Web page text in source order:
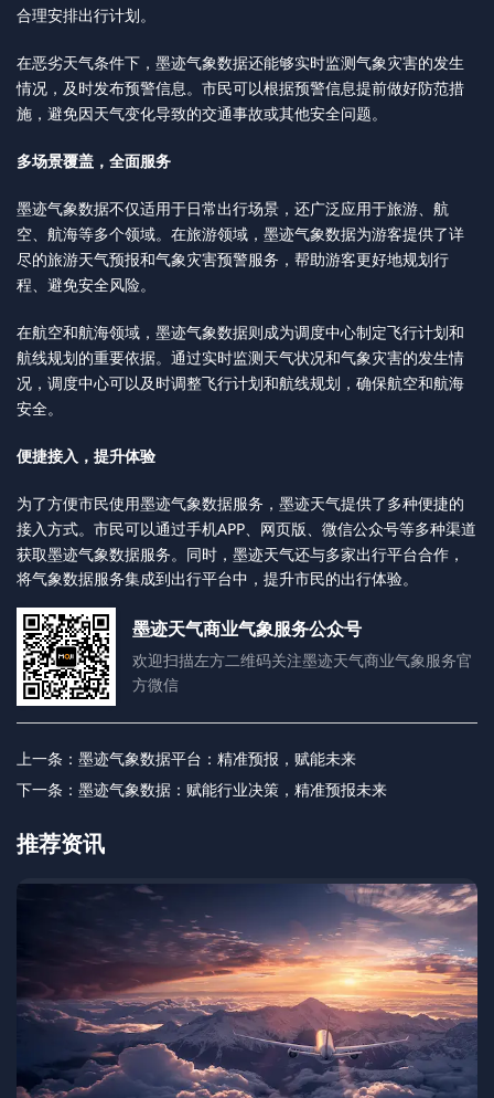
合理安排出行计划。
在恶劣天气条件下，墨迹气象数据还能够实时监测气象灾害的发生
情况，及时发布预警信息。市民可以根据预警信息提前做好防范措
施，避免因天气变化导致的交通事故或其他安全问题。
多场景覆盖，全面服务
墨迹气象数据不仅适用于日常出行场景，还广泛应用于旅游、航
空、航海等多个领域。在旅游领域，墨迹气象数据为游客提供了详
尽的旅游天气预报和气象灾害预警服务，帮助游客更好地规划行
程、避免安全风险。
在航空和航海领域，墨迹气象数据则成为调度中心制定飞行计划和
航线规划的重要依据。通过实时监测天气状况和气象灾害的发生情
况，调度中心可以及时调整飞行计划和航线规划，确保航空和航海
安全。
便捷接入，提升体验
为了方便市民使用墨迹气象数据服务，墨迹天气提供了多种便捷的
接入方式。市民可以通过手机APP、网页版、微信公众号等多种渠道
获取墨迹气象数据服务。同时，墨迹天气还与多家出行平台合作，
将气象数据服务集成到出行平台中，提升市民的出行体验。
墨迹天气商业气象服务公众号
欢迎扫描左方二维码关注墨迹天气商业气象服务官
方微信
上一条： 墨迹气象数据平台：精准预报，赋能未来
下一条： 墨迹气象数据：赋能行业决策，精准预报未来
推荐资讯